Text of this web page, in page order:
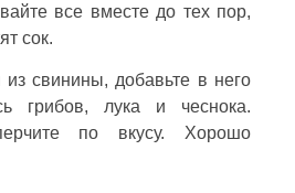
все вместе до тех пор,
сок.
свинины, добавьте в него
грибов, лука и чеснока.
по вкусу. Хорошо